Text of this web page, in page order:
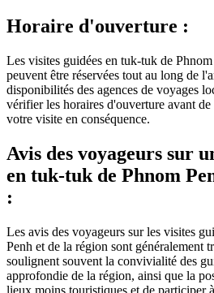
Horaire d'ouverture :
Les visites guidées en tuk-tuk de
peuvent être réservées tout au long de
disponibilités des agences de voyages
vérifier les horaires d'ouverture avant
votre visite en conséquence.
Avis des voyageurs sur
en tuk-tuk de Phnom
:
Les avis des voyageurs sur les visites
Penh et de la région sont généralement
soulignent souvent la convivialité des
approfondie de la région, ainsi que la